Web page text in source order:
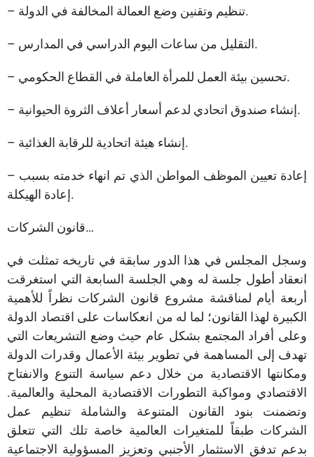
– تنظيم وتقنين وضع العمالة المخالفة في الدولة.
– التقليل من ساعات اليوم الدراسي في المدارس.
– تحسين بيئة العمل للمرأة العاملة في القطاع الحكومي.
– إنشاء صندوق اتحادي لدعم أسعار أعلاف الثروة الحيوانية.
– إنشاء هيئة اتحادية للرقابة الغذائية.
– إعادة تعيين الموظف المواطن الذي تم انهاء خدمته بسبب
إعادة الهيكلة.
قانون الشركات…
وسجل المجلس في هذا الدور سابقة في تاريخه تمثلت في
انعقاد أطول جلسة له وهي الجلسة السابعة التي استغرقت
أربعة أيام لمناقشة مشروع قانون الشركات نظراً للأهمية
الكبيرة لهذا القانون؛ لما له من انعكاسات على اقتصاد الدولة
وعلى أفراد المجتمع بشكل عام حيث وضع التشريعات التي
تهدف إلى المساهمة في تطوير بيئة الأعمال وقدرات الدولة
ومكانتها الاقتصادية من خلال دعم سياسة التنوع والانفتاح
الاقتصادي ومواكبة التطورات الاقتصادية المحلية والعالمية.
وتضمنت بنود القانون المتنوعة والشاملة تنظيم عمل
الشركات طبقاً للمتغيرات العالمية خاصة تلك التي تتعلق
بدعم تدفق الاستثمار الأجنبي وتعزيز المسؤولية الاجتماعية